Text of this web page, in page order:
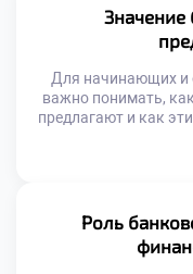
реализуется в
Значение
Для начинающих и
важно понимать,
предлагают и как
использование
взвешенные
выстраивать
Роль